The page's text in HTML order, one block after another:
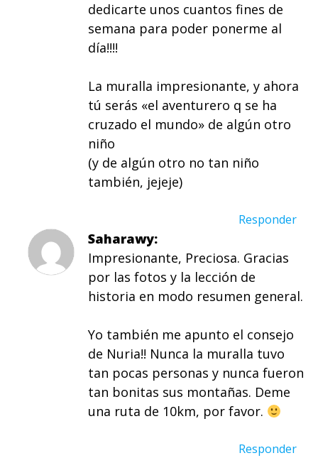
dedicarte unos cuantos fines de
semana para poder ponerme al
día!!!!
La muralla impresionante, y ahora
tú serás «el aventurero q se ha
cruzado el mundo» de algún otro
niño
(y de algún otro no tan niño
también, jejeje)
Responder
Saharawy
Impresionante, Preciosa. Gracias
por las fotos y la lección de
historia en modo resumen general.
Yo también me apunto el consejo
de Nuria!! Nunca la muralla tuvo
tan pocas personas y nunca fueron
tan bonitas sus montañas. Deme
una ruta de 10km, por favor.
Responder